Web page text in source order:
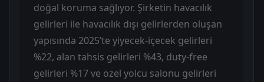
doğal koruma sağlıyor. Şirketin havacılık
gelirleri ile havacılık dışı gelirlerden oluşan
yapısında 2025’te yiyecek-içecek gelirleri
%22, alan tahsis gelirleri %43, duty-free
gelirleri %17 ve özel yolcu salonu gelirleri